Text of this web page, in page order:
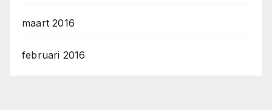
maart 2016
februari 2016